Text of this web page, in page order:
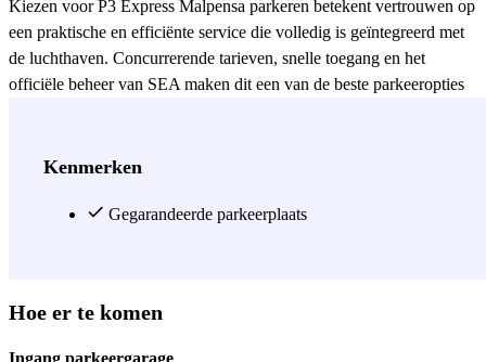
Kiezen voor P3 Express Malpensa parkeren betekent vertrouwen op
een praktische en efficiënte service die volledig is geïntegreerd met
de luchthaven. Concurrerende tarieven, snelle toegang en het
officiële beheer van SEA maken dit een van de beste parkeeropties
Zie meer
Kenmerken
Gegarandeerde parkeerplaats
Hoe er te komen
Ingang parkeergarage